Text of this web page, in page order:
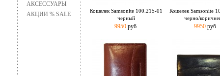
АКСЕССУАРЫ
АКЦИИ % SALE
Кошелек Samsonite 100.215-01
черный
9950 руб.
Кошелек Samsonite
черно/
9950 руб.